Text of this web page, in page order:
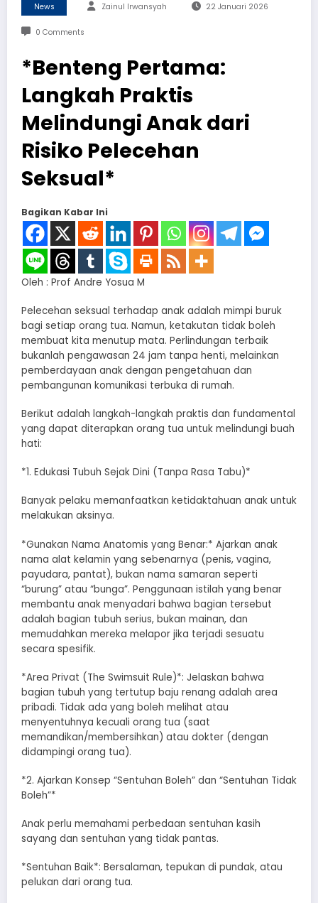
News Zainul Irwansyah 22 Januari 2026
0 Comments
*Benteng Pertama:
Langkah Praktis
Melindungi Anak dari
Risiko Pelecehan
Seksual*
Bagikan Kabar Ini
Oleh : Prof Andre Yosua M
​Pelecehan seksual terhadap anak adalah mimpi buruk
bagi setiap orang tua. Namun, ketakutan tidak boleh
membuat kita menutup mata. Perlindungan terbaik
bukanlah pengawasan 24 jam tanpa henti, melainkan
pemberdayaan anak dengan pengetahuan dan
pembangunan komunikasi terbuka di rumah.
​Berikut adalah langkah-langkah praktis dan fundamental
yang dapat diterapkan orang tua untuk melindungi buah
hati:
*​1. Edukasi Tubuh Sejak Dini (Tanpa Rasa Tabu)*
​Banyak pelaku memanfaatkan ketidaktahuan anak untuk
melakukan aksinya.
*​Gunakan Nama Anatomis yang Benar:* Ajarkan anak
nama alat kelamin yang sebenarnya (penis, vagina,
payudara, pantat), bukan nama samaran seperti
“burung” atau “bunga”. Penggunaan istilah yang benar
membantu anak menyadari bahwa bagian tersebut
adalah bagian tubuh serius, bukan mainan, dan
memudahkan mereka melapor jika terjadi sesuatu
secara spesifik.
*​Area Privat (The Swimsuit Rule)*: Jelaskan bahwa
bagian tubuh yang tertutup baju renang adalah area
pribadi. Tidak ada yang boleh melihat atau
menyentuhnya kecuali orang tua (saat
memandikan/membersihkan) atau dokter (dengan
didampingi orang tua).
*​2. Ajarkan Konsep “Sentuhan Boleh” dan “Sentuhan Tidak
Boleh”*
​Anak perlu memahami perbedaan sentuhan kasih
sayang dan sentuhan yang tidak pantas.
*​Sentuhan Baik*: Bersalaman, tepukan di pundak, atau
pelukan dari orang tua.